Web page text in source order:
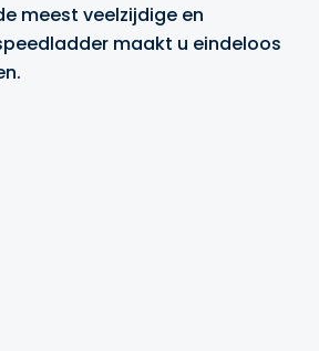
meest veelzijdige en
maakt u eindeloos